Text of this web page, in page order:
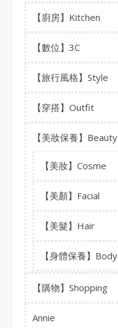
【廚房】Kitchen
【數位】3C
【旅行風格】Style
【穿搭】Outfit
【美妝保養】Beauty
【美妝】Cosme
【美顏】Facial
【美髮】Hair
【身體保養】Body
【購物】Shopping
Annie